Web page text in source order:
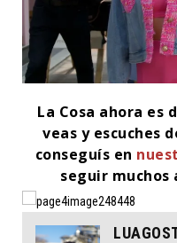
La Cosa ahora es
veas y escuches
conseguís en
seguir muchos